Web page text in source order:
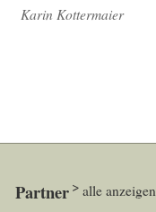
Karin Kottermaier
Partner alle anzeigen